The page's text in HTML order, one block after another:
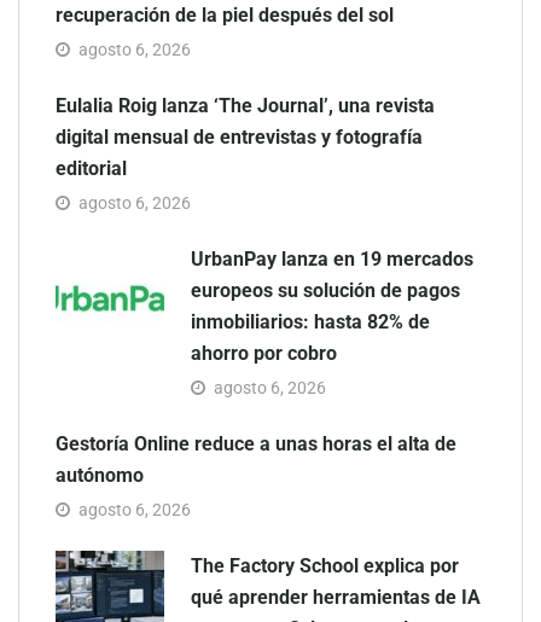
recuperación de la piel después del sol
agosto 6, 2026
Eulalia Roig lanza ‘The Journal’, una revista
digital mensual de entrevistas y fotografía
editorial
agosto 6, 2026
UrbanPay lanza en 19 mercados
europeos su solución de pagos
inmobiliarios: hasta 82% de
ahorro por cobro
agosto 6, 2026
Gestoría Online reduce a unas horas el alta de
autónomo
agosto 6, 2026
The Factory School explica por
qué aprender herramientas de IA